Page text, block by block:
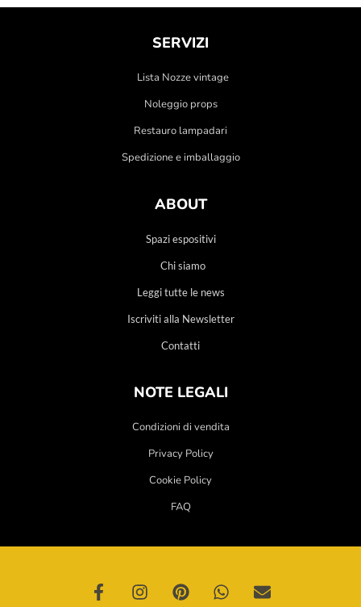
SERVIZI
Lista Nozze vintage
Noleggio props
Restauro lampadari
Spedizione e imballaggio
ABOUT
Spazi espositivi
Chi siamo
Leggi tutte le news
Iscriviti alla Newsletter
Contatti
NOTE LEGALI
Condizioni di vendita
Privacy Policy
Cookie Policy
FAQ